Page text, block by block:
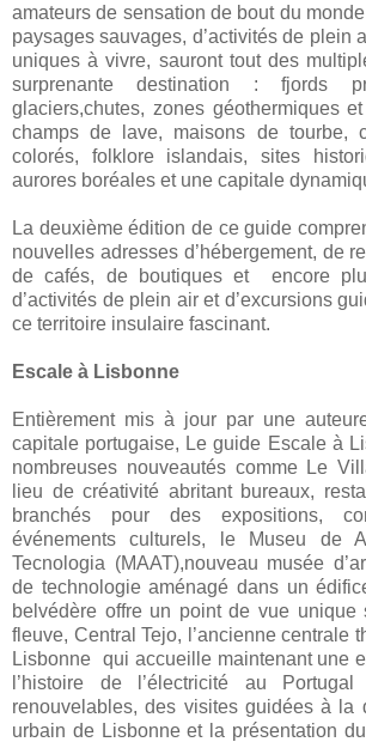
amateurs de sensation de bout du
paysages sauvages, d’activités de plein
uniques à vivre, sauront tout des
surprenante destination : fjords
glaciers,chutes, zones géothermiques
champs de lave, maisons de tourbe,
colorés, folklore islandais, sites
aurores boréales et une capitale
La deuxième édition de ce guide
nouvelles adresses d’hébergement, de
de cafés, de boutiques et encore
d’activités de plein air et d’excursions
ce territoire insulaire fascinant.
Escale à Lisbonne
Entièrement mis à jour par une
capitale portugaise, Le guide Escale à
nombreuses nouveautés comme Le
lieu de créativité abritant bureaux,
branchés pour des expositions,
événements culturels, le Museu de
Tecnologia (MAAT),nouveau musée
de technologie aménagé dans un
belvédère offre un point de vue unique
fleuve, Central Tejo, l’ancienne centrale
Lisbonne qui accueille maintenant une
l’histoire de l’électricité au
renouvelables, des visites guidées à la
urbain de Lisbonne et la présentation